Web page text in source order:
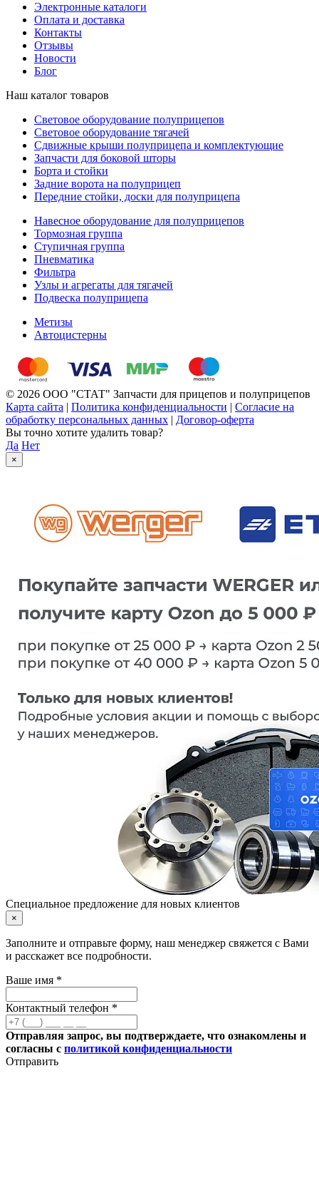
Электронные каталоги
Оплата и доставка
Контакты
Отзывы
Новости
Блог
Наш каталог товаров
Световое оборудование полуприцепов
Световое оборудование тягачей
Сдвижные крыши полуприцепа и комплектующие
Запчасти для боковой шторы
Борта и стойки
Задние ворота на полуприцеп
Передние стойки, доски для полуприцепа
Навесное оборудование для полуприцепов
Тормозная группа
Ступичная группа
Пневматика
Фильтра
Узлы и агрегаты для тягачей
Подвеска полуприцепа
Метизы
Автоцистерны
© 2026 ООО "СТАТ" Запчасти для прицепов и полуприцепов
Карта сайта | Политика конфиденциальности | Согласие на
обработку персональных данных | Договор-оферта
Вы точно хотите удалить товар?
Да Нет
×
Специальное предложение для новых клиентов
×
Заполните и отправьте форму, наш менеджер свяжется с Вами
и расскажет все подробности.
Ваше имя *
Контактный телефон *
Отправляя запрос, вы подтверждаете, что ознакомлены и
согласны с политикой конфиденциальности
Отправить